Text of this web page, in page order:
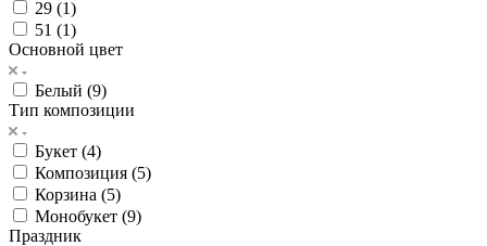
29 (1)
51 (1)
Основной цвет
Белый (9)
Тип композиции
Букет (4)
Композиция (5)
Корзина (5)
Монобукет (9)
Праздник